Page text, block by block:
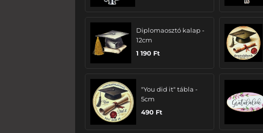
Diplomaosztó kalap -
12cm
1 190 Ft
"You did it" tábla -
5cm
490 Ft